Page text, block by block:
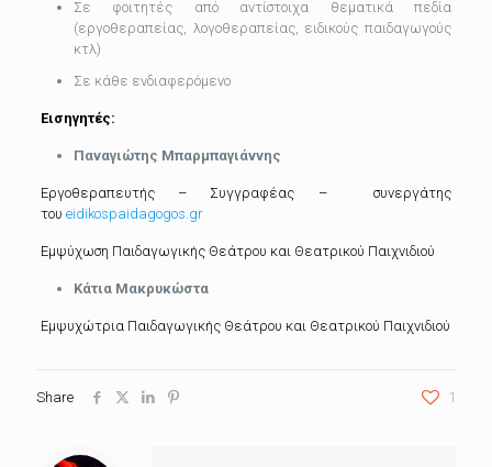
Σε φοιτητές από αντίστοιχα θεματικά πεδία
(εργοθεραπείας, λογοθεραπείας, ειδικούς παιδαγωγούς
κτλ)
Σε κάθε ενδιαφερόμενο
Εισηγητές:
Παναγιώτης Μπαρμπαγιάννης
Εργοθεραπευτής – Συγγραφέας – συνεργάτης
του eidikospaidagogos.gr
Εμψύχωση Παιδαγωγικής Θεάτρου και Θεατρικού Παιχνιδιού
Κάτια Μακρυκώστα
Εμψυχώτρια Παιδαγωγικής Θεάτρου και Θεατρικού Παιχνιδιού
Share 1